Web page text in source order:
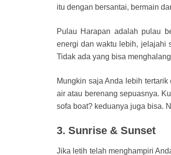
itu dengan bersantai, bermain
Pulau Harapan adalah pulau
energi dan waktu lebih, jelajahi
Tidak ada yang bisa
Mungkin saja Anda lebih
air atau berenang sepuasnya.
sofa boat? keduanya juga bisa.
3. Sunrise & Sunset
Jika letih telah menghampiri